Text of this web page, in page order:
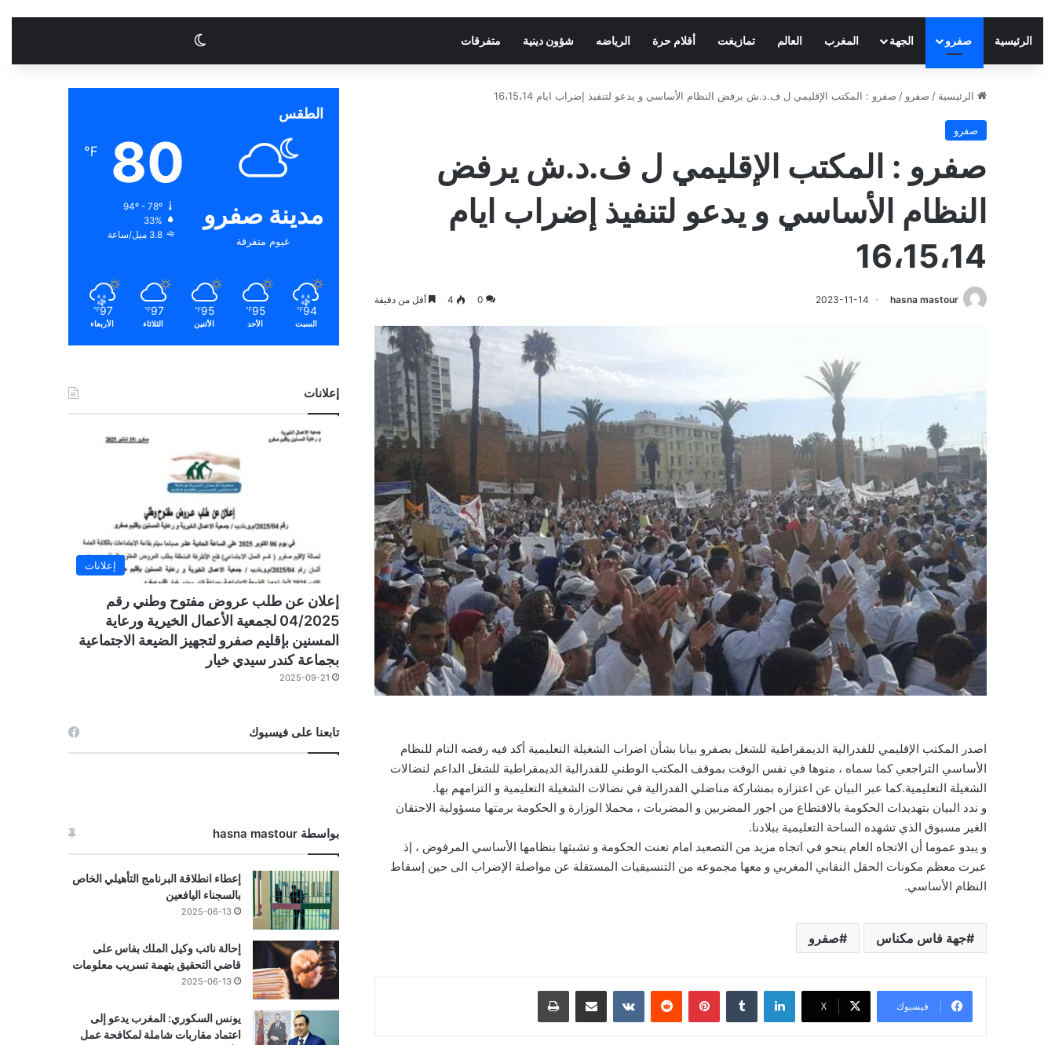
الرئيسية صفرو الجهة المغرب العالم تمازيغت أقلام حرة الرياضه شؤون دينية متفرقات الوضع المظلم
الرئيسية / صفرو / صفرو : المكتب الإقليمي ل ف.د.ش يرفض النظام الأساسي و يدعو لتنفيذ إضراب ايام 16،15،14
صفرو
صفرو : المكتب الإقليمي ل ف.د.ش يرفض
النظام الأساسي و يدعو لتنفيذ إضراب ايام
16،15،14
hasna mastour
2023-11-14
0
4 أقل من دقيقة
اصدر المكتب الإقليمي للفدرالية الديمقراطية للشغل بصفرو بيانا بشأن اضراب الشغيلة التعليمية أكد فيه رفضه التام للنظام
الأساسي التراجعي كما سماه ، منوها في نفس الوقت بموقف المكتب الوطني للفدرالية الديمقراطية للشغل الداعم لنضالات
الشغيلة التعليمية.كما عبر البيان عن اعتزازه بمشاركة مناضلي الفدرالية في نضالات الشغيلة التعليمية و التزامهم بها.
و ندد البيان بتهديدات الحكومة بالاقتطاع من اجور المضربين و المضربات ، محملا الوزارة و الحكومة برمتها مسؤولية الاحتقان
الغير مسبوق الذي تشهده الساحة التعليمية ببلادنا.
و يبدو عموما أن الاتجاه العام ينحو في اتجاه مزيد من التصعيد امام تعنت الحكومة و تشبثها بنظامها الأساسي المرفوض ، إذ
عبرت معظم مكونات الحقل النقابي المغربي و معها مجموعه من التنسيقيات المستقلة عن مواصلة الإضراب الى حين إسقاط
النظام الأساسي.
جهة فاس مكناس صفرو
فيسبوك ‫X
لينكدإن بينتيريست مشاركة عبر البريد طباعة
الطقس
مدينة صفرو
غيوم متفرقة
80
℉
94º - 78º
33%
3.8 ميل/ساعة
94
℉
السبت
95
℉
الأحد
95
℉
الأثنين
97
℉
الثلاثاء
97
℉
الأربعاء
إعلانات
إعلانات
إعلان عن طلب عروض مفتوح وطني رقم
04/2025 لجمعية الأعمال الخيرية ورعاية
المسنين بإقليم صفرو لتجهيز الضيعة الاجتماعية
بجماعة كندر سيدي خيار
2025-09-21
تابعنا على فيسبوك
بواسطة hasna mastour
إعطاء انطلاقة البرنامج التأهيلي الخاص
بالسجناء اليافعين
2025-06-13
إحالة نائب وكيل الملك بفاس على
قاضي التحقيق بتهمة تسريب معلومات
2025-06-13
يونس السكوري: المغرب يدعو إلى
اعتماد مقاربات شاملة لمكافحة عمل